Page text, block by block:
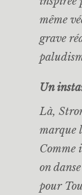
même
grave
Un
Là,
marque
Comme
on danse
pour